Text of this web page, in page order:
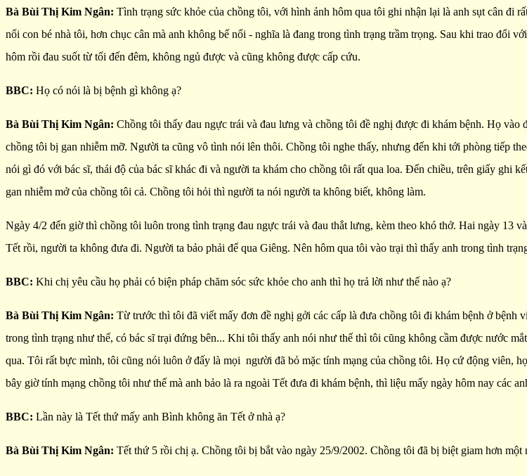
Bà Bùi Thị Kim Ngân: Tình trạng sức khỏe của chồng tôi, với hình ảnh hôm qua tôi ghi nhận lại là anh sụt cân đi
nổi con bé nhà tôi, hơn chục cân mà anh không bế nổi - nghĩa là đang trong tình trạng trầm trọng. Sau khi trao đổi
hôm rồi đau suốt từ tối đến đêm, không ngủ được và cũng không được cấp cứu.
BBC: Họ có nói là bị bệnh gì không ạ?
Bà Bùi Thị Kim Ngân: Chồng tôi thấy đau ngực trái và đau lưng và chồng tôi đề nghị được đi khám bệnh. Họ
chồng tôi bị gan nhiễm mỡ. Người ta cũng vô tình nói lên thôi. Chồng tôi nghe thấy, nhưng đến khi tới phòng tiếp
nói gì đó với bác sĩ, thái độ của bác sĩ khác đi và người ta khám cho chồng tôi rất qua loa. Đến chiều, trên giấy ghi
gan nhiễm mở của chồng tôi cả. Chồng tôi hỏi thì người ta nói người ta không biết, không làm.
Ngày 4/2 đến giờ thì chồng tôi luôn trong tình trạng đau ngực trái và đau thắt lưng, kèm theo khó thở. Hai ngày 13
Tết rồi, người ta không đưa đi. Người ta bảo phải để qua Giêng. Nên hôm qua tôi vào trại thì thấy anh trong tình
BBC: Khi chị yêu cầu họ phải có biện pháp chăm sóc sức khỏe cho anh thì họ trả lời như thế nào ạ?
Bà Bùi Thị Kim Ngân: Từ trước thì tôi đã viết mấy đơn đề nghị gởi các cấp là đưa chồng tôi đi khám bệnh ở
trong tình trạng như thế, có bác sĩ trại đứng bên... Khi tôi thấy anh nói như thế thì tôi cũng không cầm được nước
qua. Tôi rất bực mình, tôi cũng nói luôn ở đấy là mọi người đã bỏ mặc tính mạng của chồng tôi. Họ cứ động viên,
bây giờ tính mạng chồng tôi như thế mà anh bảo là ra ngoài Tết đưa đi khám bệnh, thì liệu mấy ngày hôm nay các
BBC: Lần này là Tết thứ mấy anh Bình không ăn Tết ở nhà ạ?
Bà Bùi Thị Kim Ngân: Tết thứ 5 rồi chị ạ. Chồng tôi bị bắt vào ngày 25/9/2002. Chồng tôi đã bị biệt giam hơn một